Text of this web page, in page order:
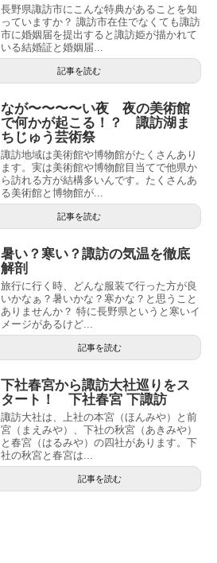
長野県諏訪市にこんな特典があることを知
っていますか？ 諏訪市在住でなくても諏訪
市に婚姻届を提出すると諏訪姫が描かれて
いる結婚証と婚姻届...
記事を読む
なが〜〜〜〜い夜 夜の美術館
で何かが起こる！？ 諏訪湖ま
ちじゅう芸術祭
諏訪地域は美術館や博物館がたくさんあり
ます。実は美術館や博物館目当てで他県か
ら訪れる方が結構多いんです。たくさんあ
る美術館と博物館が...
記事を読む
暑い？寒い？諏訪の気温を徹底
解剖
旅行に行く時、どんな服装で行った方が良
いかなぁ？暑いかな？寒かな？と思うこと
ありませんか？ 特に長野県というと寒いイ
メージがあるけど...
記事を読む
下社春宮から諏訪大社巡りをス
タート！ 下社春宮 下諏訪
諏訪大社は、上社の本宮（ほんみや）と前
宮（まえみや）、下社の秋宮（あきみや）
と春宮（はるみや）の四社があります。下
社の秋宮と春宮は...
記事を読む